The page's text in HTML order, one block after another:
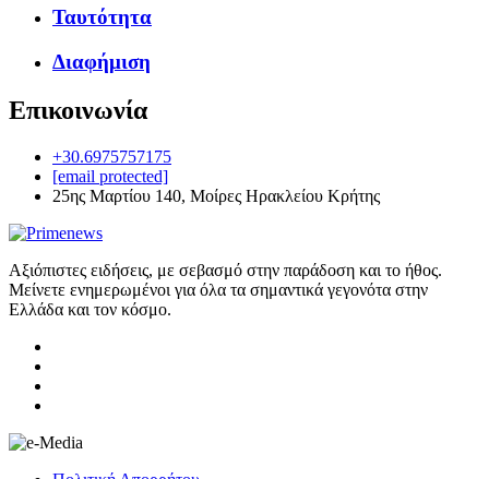
Ταυτότητα
Διαφήμιση
Επικοινωνία
+30.6975757175
[email protected]
25ης Μαρτίου 140, Μοίρες Ηρακλείου Κρήτης
Αξιόπιστες ειδήσεις, με σεβασμό στην παράδοση και το ήθος.
Μείνετε ενημερωμένοι για όλα τα σημαντικά γεγονότα στην
Ελλάδα και τον κόσμο.